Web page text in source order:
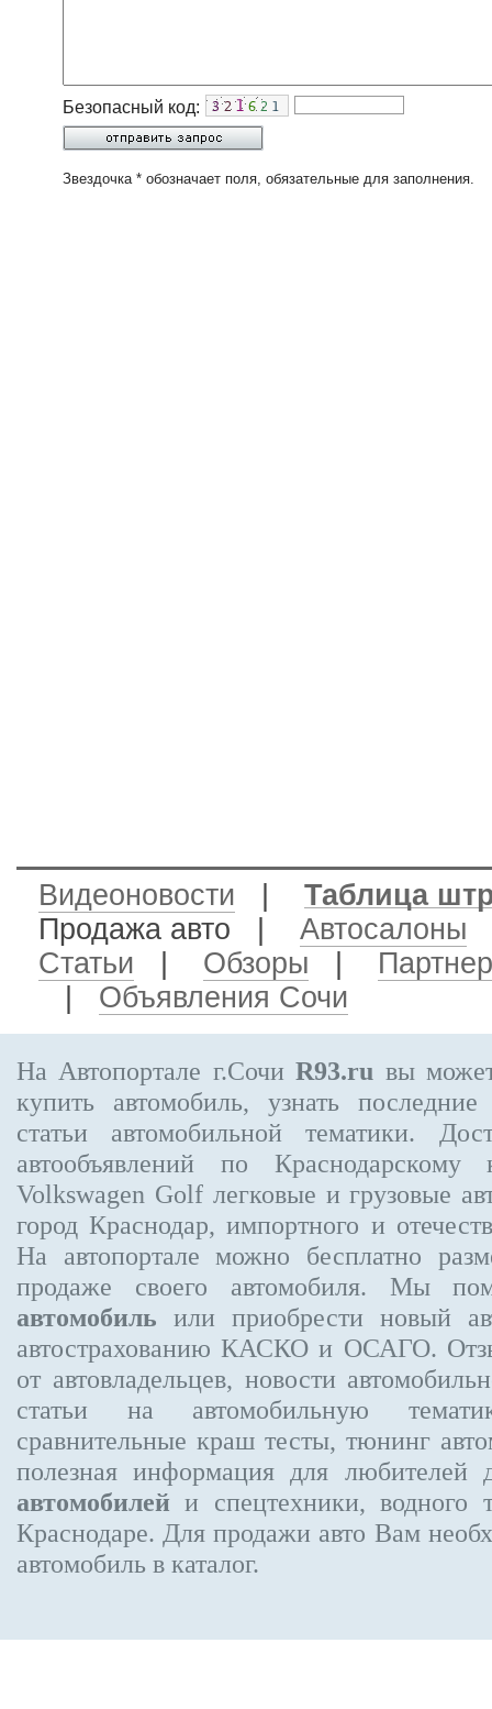
Безопасный код:
Звездочка * обозначает поля, обязательные для заполнения.
Видеоновости
Таблица
Продажа авто
Автосалоны
Статьи
Обзоры
Объявления Сочи
На Автопортале г.СочиR93.ru вы
купить автомобиль, узнать
статьи автомобильной тематики.
автообъявлений по
Volkswagen Golfлегковые и грузовые
город Краснодар, импортного и
На автопортале можно бесплатно
продаже своего автомобиля. Мы
автомобиль или приобрести новый
автострахованию КАСКО и ОСАГО.
от автовладельцев, новости
статьи на автомобильную
сравнительные краш тесты, тюнинг
полезная информация для любителей
автомобилей и спецтехники, водного
Краснодаре. Для продажи авто Вам
автомобиль в каталог.